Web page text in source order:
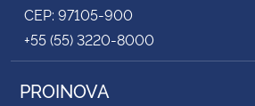
CEP: 97105-900
+55 (55) 3220-8000
PROINOVA